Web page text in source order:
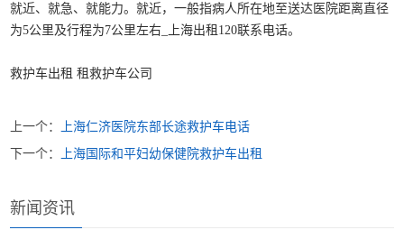
就近、就急、就能力。就近，一般指病人所在地至送达医院距离直径
为5公里及行程为7公里左右_上海出租120联系电话。
救护车出租 租救护车公司
上一个：
上海仁济医院东部长途救护车电话
下一个：
上海国际和平妇幼保健院救护车出租
新闻资讯